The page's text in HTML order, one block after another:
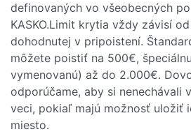
definovaných vo všeobecných
KASKO.Limit krytia vždy závisí
dohodnutej v pripoistení.
môžete poistiť na 500€,
vymenovanú) až do 2.000€.
odporúčame, aby si nenechávali
veci, pokiaľ majú možnosť uložiť
miesto.